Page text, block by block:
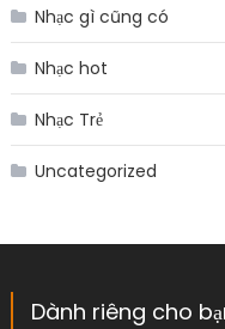
Nhạc gì cũng có
Nhạc hot
Nhạc Trẻ
Uncategorized
Dành riêng cho